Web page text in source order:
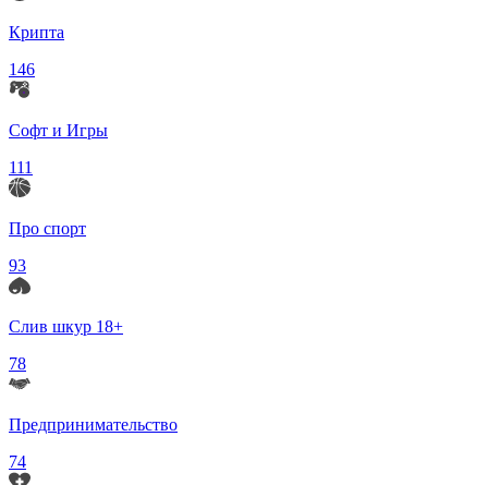
Крипта
146
Софт и Игры
111
Про спорт
93
Слив шкур 18+
78
Предпринимательство
74